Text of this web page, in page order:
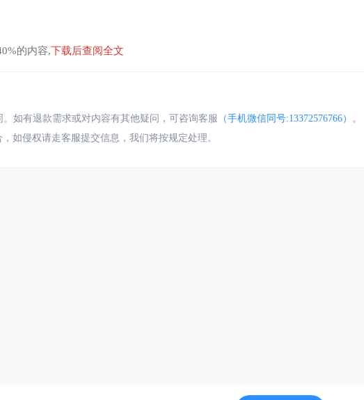
的内容,下载后查阅全文
如有退款需求或对内容有其他疑问，可咨询客服 （手机微信同号:13372576766） 。
如侵权请走客服提交信息，我们将按规定处理。